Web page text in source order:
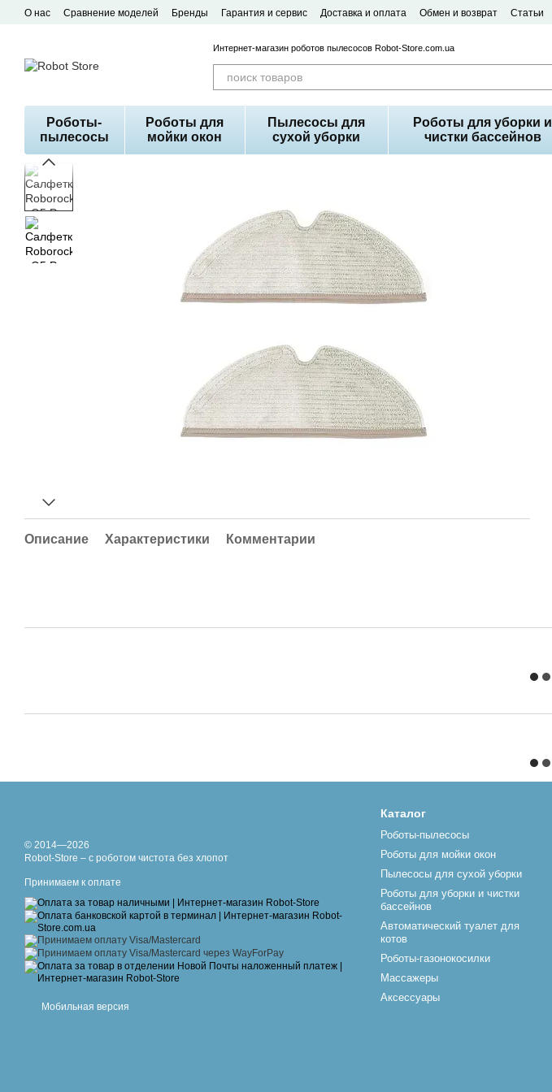
Перейти к основному контенту
О нас Сравнение моделей Бренды Гарантия и сервис Доставка и оплата Обмен и возврат Статьи
Интернет-магазин роботов пылесосов Robot-Store.com.ua
Роботы-
пылесосы
Роботы для
мойки окон
Пылесосы для
сухой уборки
Роботы для уборки и
чистки бассейнов
Описание Характеристики Комментарии
© 2014—2026
Robot-Store – с роботом чистота без хлопот
Принимаем к оплате
Мобильная версия
Каталог
Роботы-пылесосы
Роботы для мойки окон
Пылесосы для сухой уборки
Роботы для уборки и чистки
бассейнов
Автоматический туалет для
котов
Роботы-газонокосилки
Массажеры
Аксессуары